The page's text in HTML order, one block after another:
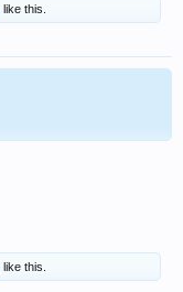
like this.
like this.